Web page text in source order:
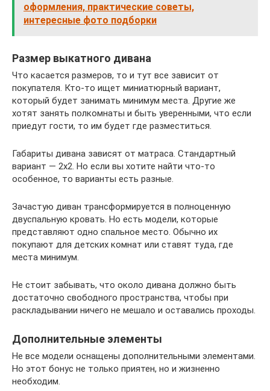
оформления, практические советы,
интересные фото подборки
Размер выкатного дивана
Что касается размеров, то и тут все зависит от
покупателя. Кто-то ищет миниатюрный вариант,
который будет занимать минимум места. Другие же
хотят занять полкомнаты и быть уверенными, что если
приедут гости, то им будет где разместиться.
Габариты дивана зависят от матраса. Стандартный
вариант — 2х2. Но если вы хотите найти что-то
особенное, то варианты есть разные.
Зачастую диван трансформируется в полноценную
двуспальную кровать. Но есть модели, которые
представляют одно спальное место. Обычно их
покупают для детских комнат или ставят туда, где
места минимум.
Не стоит забывать, что около дивана должно быть
достаточно свободного пространства, чтобы при
раскладывании ничего не мешало и оставались проходы.
Дополнительные элементы
Не все модели оснащены дополнительными элементами.
Но этот бонус не только приятен, но и жизненно
необходим.